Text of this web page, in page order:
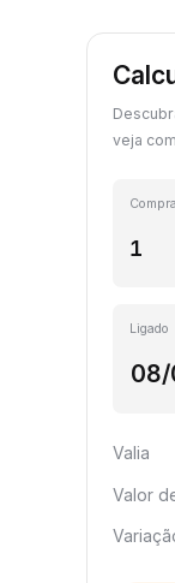
veja
Ligado
Valia
Valor